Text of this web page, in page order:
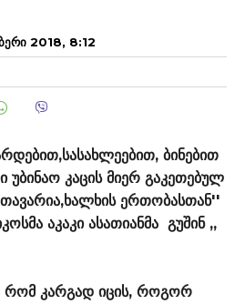
2018, 8:12
ბინებით
უბინაო კაცის მიერ გაკეთებულ
ერთობასთან''
აკაკი ასათიანმა გუშინ ,,
რომ კარგად იცის, როგორ